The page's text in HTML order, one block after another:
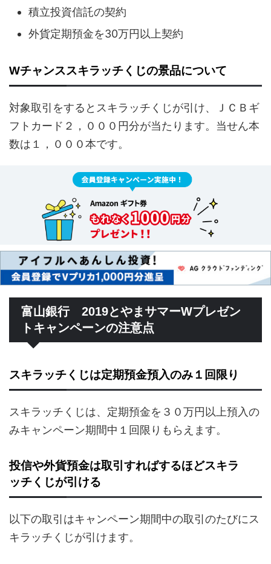
積立投資信託の契約
外貨定期預金を30万円以上契約
Wチャンススキラッチくじの景品について
対象取引をするとスキラッチくじが引け、ＪＣＢギ
フトカード２，０００円分が当たります。当せん本
数は１，０００本です。
富山銀行 2019とやまサマーWプレゼン
トキャンペーンの注意点
スキラッチくじは定期預金預入のみ１回限り
スキラッチくじは、定期預金を３０万円以上預入の
みキャンペーン期間中１回限りもらえます。
投信や外貨預金は取引すればするほどスキラ
ッチくじが引ける
以下の取引はキャンペーン期間中の取引のたびにス
キラッチくじが引けます。